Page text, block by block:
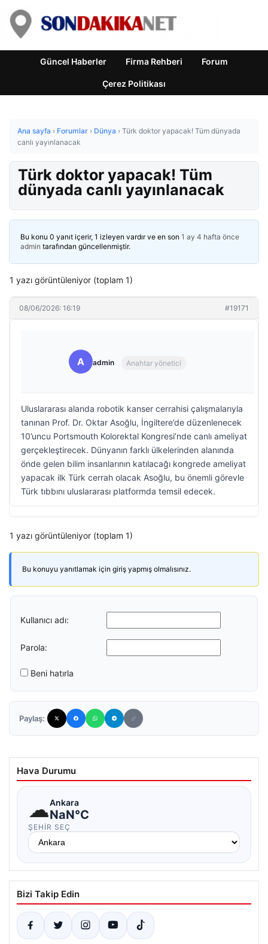
Güncel Haberler Firma Rehberi Forum
Çerez Politikası
Ana sayfa › Forumlar › Dünya › Türk doktor yapacak! Tüm dünyada
canlı yayınlanacak
Türk doktor yapacak! Tüm
dünyada canlı yayınlanacak
Bu konu 0 yanıt içerir, 1 izleyen vardır ve en son 1 ay 4 hafta önce
admin tarafından güncellenmiştir.
1 yazı görüntüleniyor (toplam 1)
08/06/2026: 16:19 #19171
A admin Anahtar yönetici
Uluslararası alanda robotik kanser cerrahisi çalışmalarıyla
tanınan Prof. Dr. Oktar Asoğlu, İngiltere’de düzenlenecek
10’uncu Portsmouth Kolorektal Kongresi’nde canlı ameliyat
gerçekleştirecek. Dünyanın farklı ülkelerinden alanında
önde gelen bilim insanlarının katılacağı kongrede ameliyat
yapacak ilk Türk cerrah olacak Asoğlu, bu önemli görevle
Türk tıbbını uluslararası platformda temsil edecek.
1 yazı görüntüleniyor (toplam 1)
Bu konuyu yanıtlamak için giriş yapmış olmalısınız.
Kullanıcı adı:
Parola:
Beni hatırla
Paylaş:
Hava Durumu
☁Ankara
NaN°C
ŞEHIR SEÇ
Bizi Takip Edin